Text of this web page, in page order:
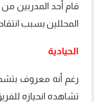
قام أحد المدربين
المحللين بسبب انتقاد
الحيادية
رغم أنه معروف
تشاهده انحيازه